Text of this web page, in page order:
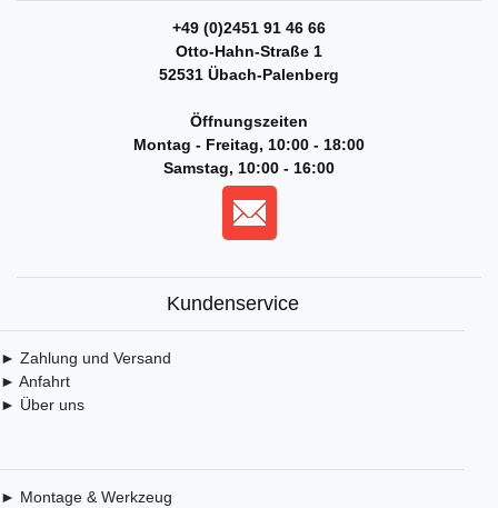
+49 (0)2451 91 46 66
Otto-Hahn-Straße 1
52531 Übach-Palenberg
Öffnungszeiten
Montag - Freitag, 10:00 - 18:00
Samstag, 10:00 - 16:00
Kundenservice
► Zahlung und Versand
► Anfahrt
► Über uns
► Montage & Werkzeug